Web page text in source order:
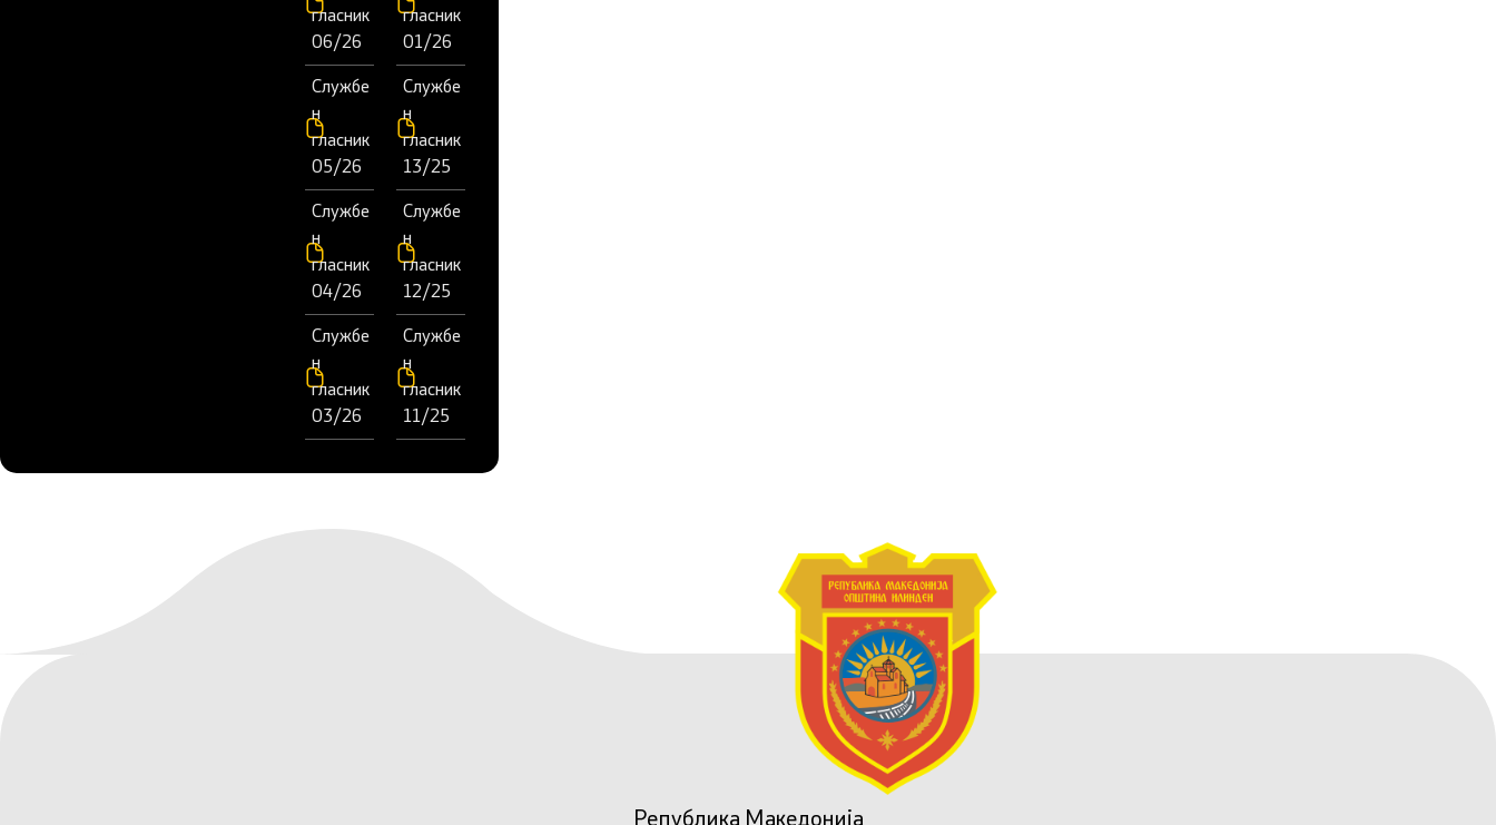
гласник
06/26
Службе
н
гласник
05/26
Службе
н
гласник
04/26
Службе
н
гласник
03/26
гласник
01/26
Службе
н
гласник
13/25
Службе
н
гласник
12/25
Службе
н
гласник
11/25